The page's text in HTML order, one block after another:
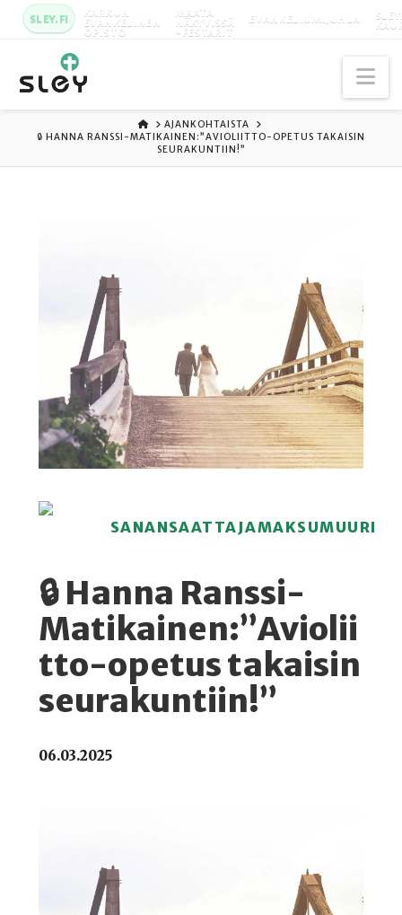
SLEY.FI KARKUN
EVANKELINEN
OPISTO
MAATA
NÄKYVISSÄ
-FESTARIT
EVANKELIUMIJUHLA
ETUSIVU
AJANKOHTAISTA
🔒 HANNA RANSSI-MATIKAINEN:”AVIOLIITTO-OPETUS TAKAISIN
SEURAKUNTIIN!”
SANANSAATTAJAMAKSUMUURI
🔒 Hanna Ranssi-
Matikainen:”Aviolii
tto-opetus takaisin
seurakuntiin!”
06.03.2025